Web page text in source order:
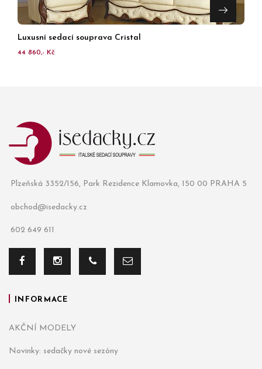
Luxusní sedací souprava Cristal
44 860,- Kč
Plzeňská 3352/156, Park Rezidence Klamovka, 150 00 PRAHA 5
obchod@isedacky.cz
602 649 611
INFORMACE
AKČNÍ MODELY
Novinky: sedačky nové sezóny